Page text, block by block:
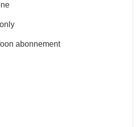
abonnement